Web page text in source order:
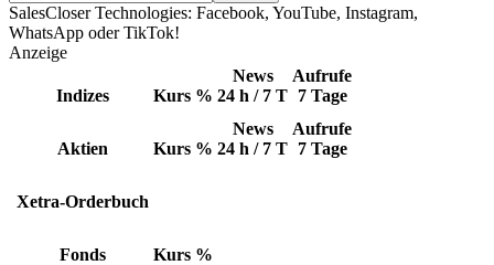
SalesCloser Technologies: Facebook, YouTube, Instagram,
WhatsApp oder TikTok!
Anzeige
Indizes Kurs %
News
24 h / 7 T
Aufrufe
7 Tage
Aktien Kurs %
News
24 h / 7 T
Aufrufe
7 Tage
Xetra-Orderbuch
Fonds Kurs %